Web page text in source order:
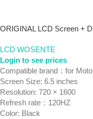
ORIGINAL LCD Screen +
LCD WOSENTE
Login to see prices
Compatible brand：for
Screen Size: 6.5 inches
Resolution: 720 × 1600
Refresh rate：120HZ
Color: Black